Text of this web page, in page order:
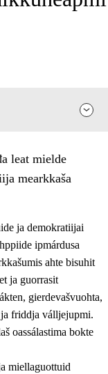
leat mielde
mearkkaša
ja demokratiijai
ipmárdusa
ahte bisuhit
ja guorrasit
gierdevašvuohta,
friddja válljejupmi.
oassálastima bokte
miellaguottuid